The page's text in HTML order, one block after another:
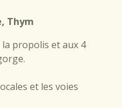
Thym
propolis et aux 4
et les voies